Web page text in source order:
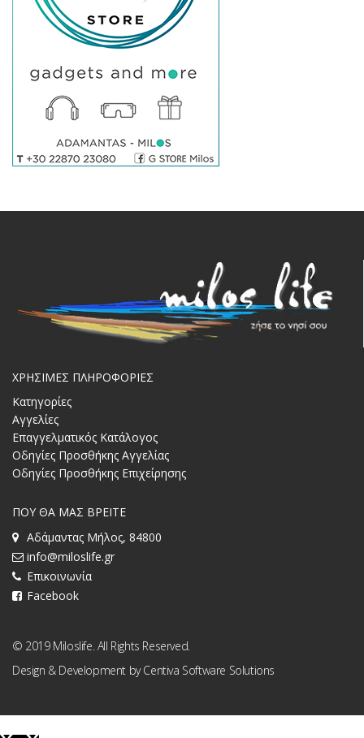
ΧΡΗΣΙΜΕΣ ΠΛΗΡΟΦΟΡΙΕΣ
Κατηγορίες
Αγγελίες
Επαγγελματικός Κατάλογος
Οδηγίες Προσθήκης Αγγελίας
Οδηγίες Προσθήκης Επιχείρησης
ΠΟΥ ΘΑ ΜΑΣ ΒΡΕΙΤΕ
Αδάμαντας Μήλος, 84800
info@miloslife.gr
Επικοινωνία
Facebook
© 2019 Miloslife. All Rights Reserved.
Design & Development byCentiva Software Solutions